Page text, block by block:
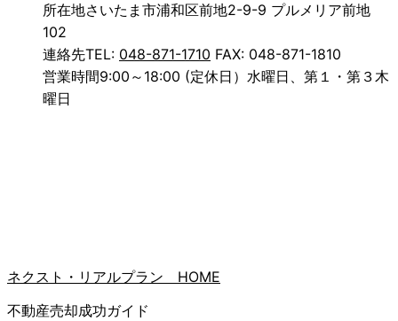
所在地さいたま市浦和区前地2-9-9 プルメリア前地
102
連絡先TEL: 048-871-1710 FAX: 048-871-1810
営業時間9:00～18:00 (定休日）水曜日、第１・第３木
曜日
ネクスト・リアルプラン HOME
不動産売却成功ガイド